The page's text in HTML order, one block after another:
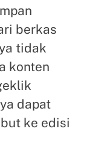
berkas
tidak
konten
dapat
ke edisi